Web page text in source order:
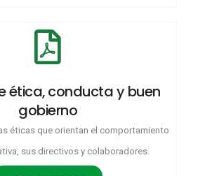
ética, conducta y buen
gobierno
éticas que orientan el comportamiento
sus directivos y colaboradores.